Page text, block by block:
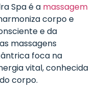
Spa é a massagem
corpo e
e da
massagens
foca na
vital, conhecida
corpo.